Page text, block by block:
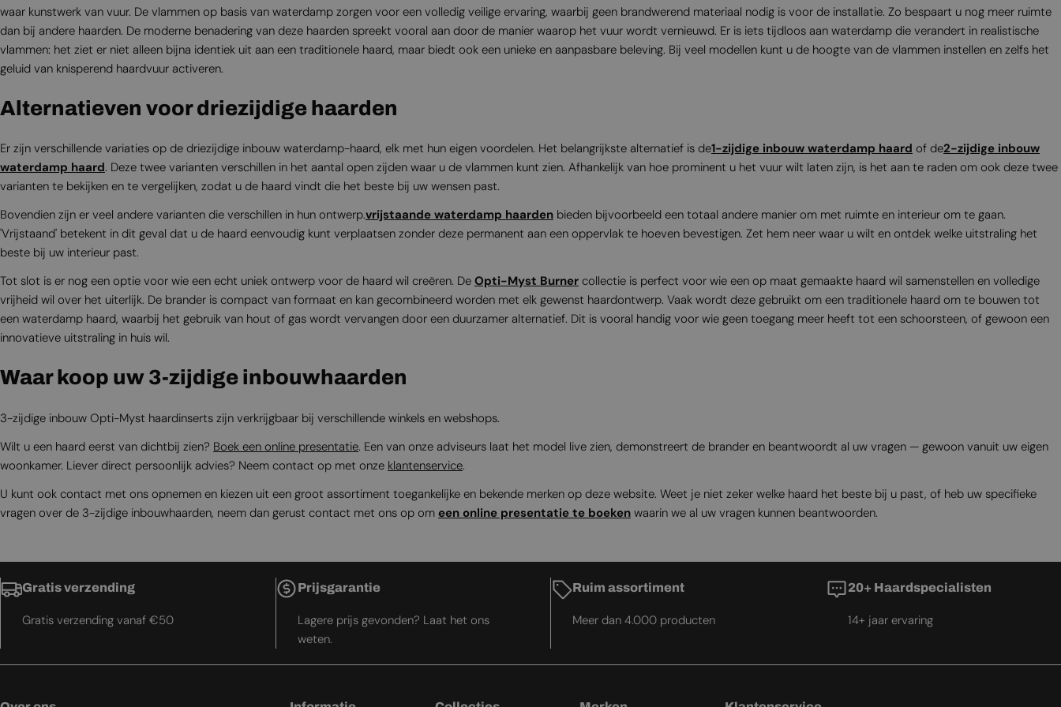
waar kunstwerk van vuur. De vlammen op basis van waterdamp zorgen voor een volledig veilige ervaring, waarbij geen brandwerend materiaal nodig is voor de installatie. Zo bespaart u nog meer ruimte
dan bij andere haarden. De moderne benadering van deze haarden spreekt vooral aan door de manier waarop het vuur wordt vernieuwd. Er is iets tijdloos aan waterdamp die verandert in realistische
vlammen: het ziet er niet alleen bijna identiek uit aan een traditionele haard, maar biedt ook een unieke en aanpasbare beleving. Bij veel modellen kunt u de hoogte van de vlammen instellen en zelfs het
geluid van knisperend haardvuur activeren.
Alternatieven voor driezijdige haarden
Er zijn verschillende variaties op de driezijdige inbouw waterdamp-haard, elk met hun eigen voordelen. Het belangrijkste alternatief is de1-zijdige inbouw waterdamp haard of de2-zijdige inbouw
waterdamp haard. Deze twee varianten verschillen in het aantal open zijden waar u de vlammen kunt zien. Afhankelijk van hoe prominent u het vuur wilt laten zijn, is het aan te raden om ook deze twee
varianten te bekijken en te vergelijken, zodat u de haard vindt die het beste bij uw wensen past.
Bovendien zijn er veel andere varianten die verschillen in hun ontwerp.vrijstaande waterdamp haarden bieden bijvoorbeeld een totaal andere manier om met ruimte en interieur om te gaan.
'Vrijstaand' betekent in dit geval dat u de haard eenvoudig kunt verplaatsen zonder deze permanent aan een oppervlak te hoeven bevestigen. Zet hem neer waar u wilt en ontdek welke uitstraling het
beste bij uw interieur past.
Tot slot is er nog een optie voor wie een echt uniek ontwerp voor de haard wil creëren. De Opti-Myst Burner collectie is perfect voor wie een op maat gemaakte haard wil samenstellen en volledige
vrijheid wil over het uiterlijk. De brander is compact van formaat en kan gecombineerd worden met elk gewenst haardontwerp. Vaak wordt deze gebruikt om een traditionele haard om te bouwen tot
een waterdamp haard, waarbij het gebruik van hout of gas wordt vervangen door een duurzamer alternatief. Dit is vooral handig voor wie geen toegang meer heeft tot een schoorsteen, of gewoon een
innovatieve uitstraling in huis wil.
Waar koop uw 3-zijdige inbouwhaarden
3-zijdige inbouw Opti-Myst haardinserts zijn verkrijgbaar bij verschillende winkels en webshops.
Wilt u een haard eerst van dichtbij zien? Boek een online presentatie. Een van onze adviseurs laat het model live zien, demonstreert de brander en beantwoordt al uw vragen — gewoon vanuit uw eigen
woonkamer. Liever direct persoonlijk advies? Neem contact op met onze klantenservice.
U kunt ook contact met ons opnemen en kiezen uit een groot assortiment toegankelijke en bekende merken op deze website. Weet je niet zeker welke haard het beste bij u past, of heb uw specifieke
vragen over de 3-zijdige inbouwhaarden, neem dan gerust contact met ons op om een online presentatie te boeken waarin we al uw vragen kunnen beantwoorden.
Gratis verzending
Gratis verzending vanaf €50
Prijsgarantie
Lagere prijs gevonden? Laat het ons
weten.
Ruim assortiment
Meer dan 4.000 producten
20+ Haardspecialisten
14+ jaar ervaring
NORWEGIAN
POLISH
SERBIAN
SLOVENIAN
TURKISH
UKRAINIAN